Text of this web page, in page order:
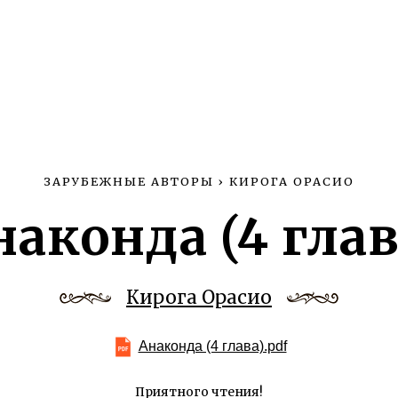
ЗАРУБЕЖНЫЕ АВТОРЫ › КИРОГА ОРАСИО
(4
Кирога Орасио
Анаконда (4 глава).pdf
Приятного чтения!